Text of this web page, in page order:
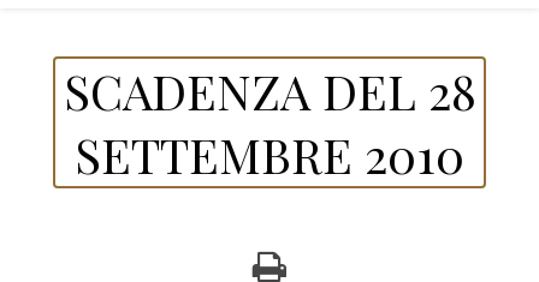
SCADENZA DEL 28
SETTEMBRE 2010